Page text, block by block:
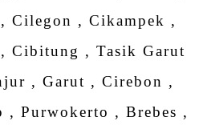
Cilegon , Cikampek ,
Cibitung , Tasik Garut
, Garut , Cirebon ,
, Purwokerto , Brebes ,